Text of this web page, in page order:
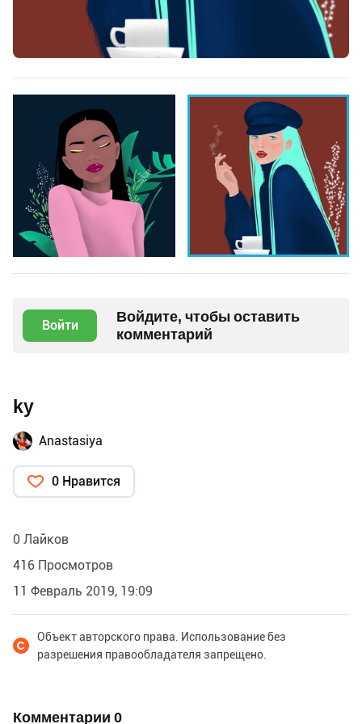
Войти
Войдите, чтобы оставить
комментарий
ky
Anastasiya
0 Нравится
0 Лайков
416 Просмотров
11 Февраль 2019, 19:09
Объект авторского права. Использование без
разрешения правообладателя запрещено.
Комментарии 0